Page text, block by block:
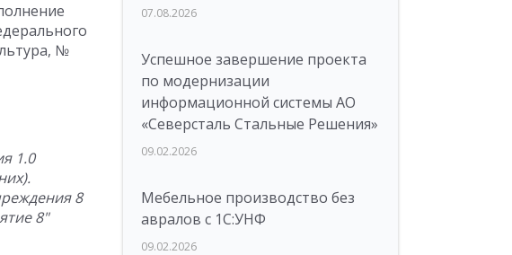
№
1.0
8
8"
07.08.2026
Успешное завершение проекта
по модернизации
информационной системы АО
«Северсталь Стальные Решения»
09.02.2026
Мебельное производство без
авралов с 1С:УНФ
09.02.2026